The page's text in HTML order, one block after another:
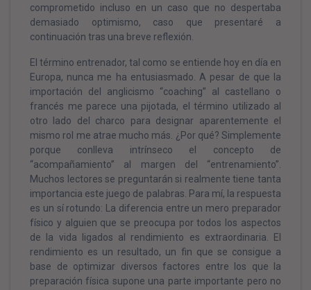
comprometido incluso en un caso que no despertaba
demasiado optimismo, caso que presentaré a
continuación tras una breve reflexión.
El término entrenador, tal como se entiende hoy en día en
Europa, nunca me ha entusiasmado. A pesar de que la
importación del anglicismo “coaching” al castellano o
francés me parece una pijotada, el término utilizado al
otro lado del charco para designar aparentemente el
mismo rol me atrae mucho más. ¿Por qué? Simplemente
porque conlleva intrínseco el concepto de
“acompañamiento” al margen del “entrenamiento”.
Muchos lectores se preguntarán si realmente tiene tanta
importancia este juego de palabras. Para mí, la respuesta
es un sí rotundo: La diferencia entre un mero preparador
físico y alguien que se preocupa por todos los aspectos
de la vida ligados al rendimiento es extraordinaria. El
rendimiento es un resultado, un fin que se consigue a
base de optimizar diversos factores entre los que la
preparación física supone una parte importante pero no